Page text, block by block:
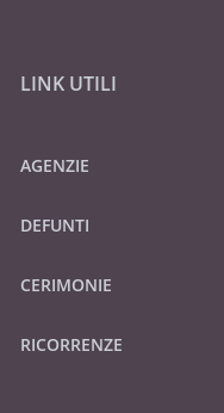
LINK UTILI
AGENZIE
DEFUNTI
CERIMONIE
RICORRENZE